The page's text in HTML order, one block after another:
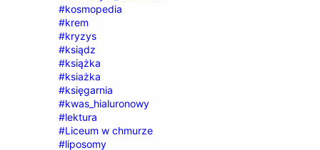
#kosmopedia
#krem
#kryzys
#ksiądz
#książka
#ksiażka
#księgarnia
#kwas_hialuronowy
#lektura
#Liceum w chmurze
#liposomy